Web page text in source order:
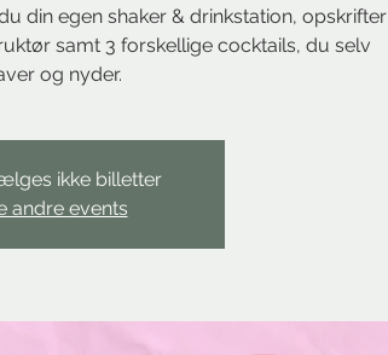
din egen shaker & drinkstation, opskrifter
samt 3 forskellige cocktails, du selv
og nyder.
ikke billetter
andre events